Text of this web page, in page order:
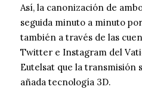
Así, la canonización de
seguida minuto a minuto
también a través de las
Twitter e Instagram del
Eutelsat que la transmisión
añada tecnología 3D.